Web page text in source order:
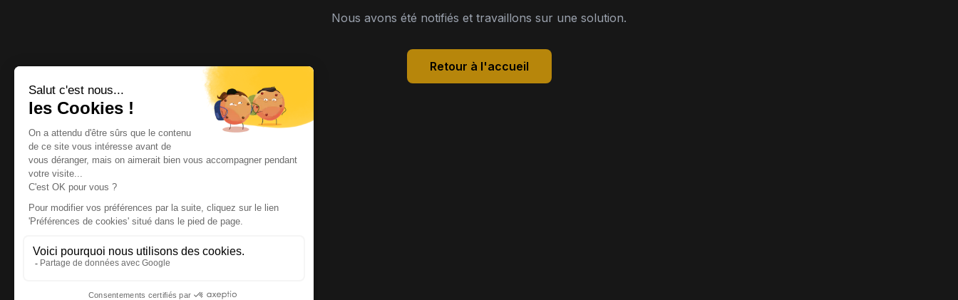
Nous avons été notifiés et travaillons sur une solution.
Retour à l'accueil